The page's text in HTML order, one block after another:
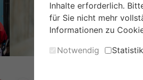
Inhalte erforderlich.
für Sie nicht mehr
Informationen zu
Notwendig
Landgut Wien